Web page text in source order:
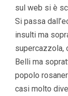
sul web si è
Si passa
insulti ma
supercazzola,
Belli ma
popolo
casi molto